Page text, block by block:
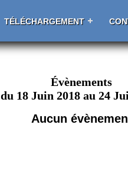
TÉLÉCHARGEMENT
Évènements
du 18 Juin 2018 au 24
Aucun